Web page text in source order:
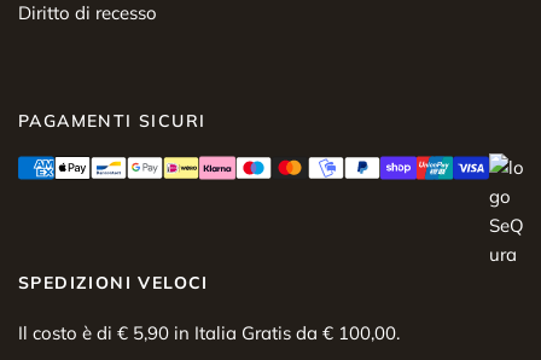
Diritto di recesso
PAGAMENTI SICURI
SPEDIZIONI VELOCI
Il costo è di € 5,90 in Italia Gratis da € 100,00.